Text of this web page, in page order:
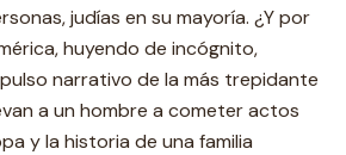
judías en su mayoría. ¿Y por
huyendo de incógnito,
narrativo de la más trepidante
a un hombre a cometer actos
y la historia de una familia